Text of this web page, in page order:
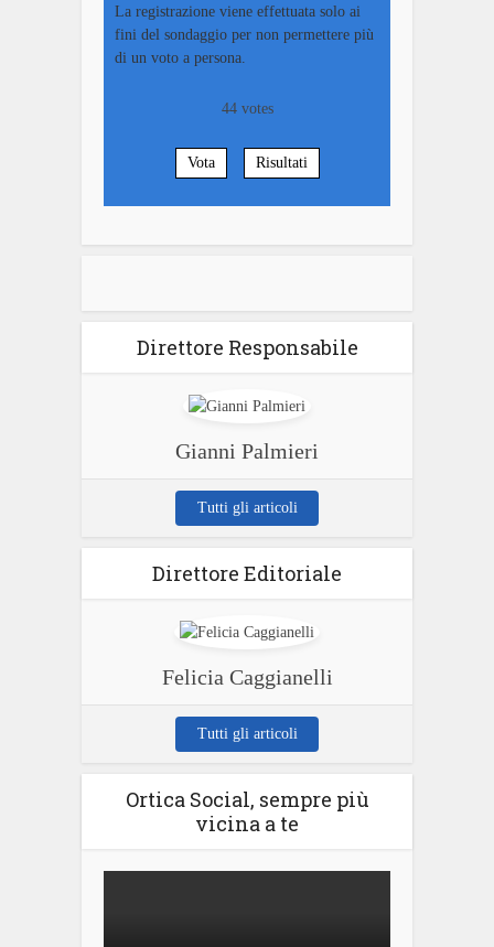
La registrazione viene effettuata solo ai
fini del sondaggio per non permettere più
di un voto a persona.
44votes
Vota Risultati
Direttore Responsabile
Gianni Palmieri
Tutti gli articoli
Direttore Editoriale
Felicia Caggianelli
Tutti gli articoli
Ortica Social, sempre più
vicina a te